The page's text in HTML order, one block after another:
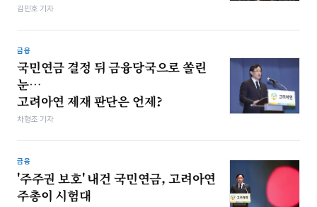
김민호 기자
금융
국민연금 결정 뒤 금융당국으로 쏠린
눈…
고려아연 제재 판단은 언제?
차형조 기자
금융
'주주권 보호' 내건 국민연금, 고려아연
주총이 시험대